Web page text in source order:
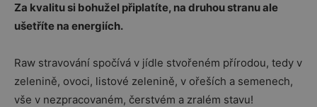
Za kvalitu si bohužel připlatíte, na druhou stranu ale
ušetříte na energiích.
Raw stravování spočívá v jídle stvořeném přírodou, tedy v
zelenině, ovoci, listové zelenině, v ořeších a semenech,
vše v nezpracovaném, čerstvém a zralém stavu!